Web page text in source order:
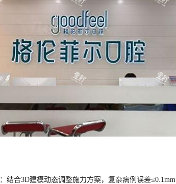
：结合3D建模动态调整施力方案，复杂病例误差≤0.1mm